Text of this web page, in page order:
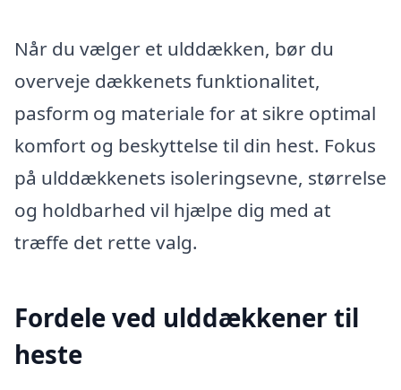
Når du vælger et ulddækken, bør du
overveje dækkenets funktionalitet,
pasform og materiale for at sikre optimal
komfort og beskyttelse til din hest. Fokus
på ulddækkenets isoleringsevne, størrelse
og holdbarhed vil hjælpe dig med at
træffe det rette valg.
Fordele ved ulddækkener til
heste